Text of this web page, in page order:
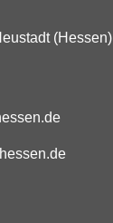
(Hessen)